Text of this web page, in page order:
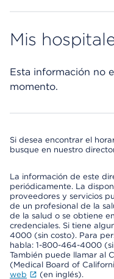
Mis
Esta información no
momento.
Si desea encontrar el
busque en nuestro
La información de este
periódicamente. La
proveedores y servicios
de un profesional de la
de la salud o se obtiene
credenciales. Si tiene
4000 (sin costo). Para
habla: 1-800-464-4000
También puede llamar al
(Medical Board of
web
(en inglés).